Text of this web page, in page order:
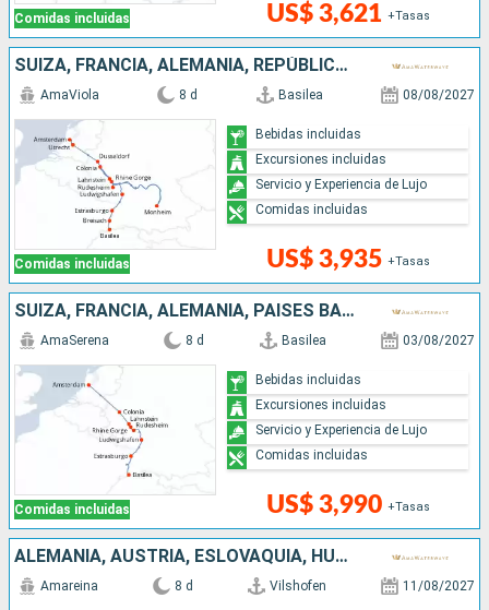
Comidas incluidas US$ 3,621 +Tasas
SUIZA, FRANCIA, ALEMANIA, REPÚBLICA DOMINICANA, PAISES BAJOS
Comidas incluidas
AmaViola 8 d Basilea 08/08/2027
US$ 3,935 +Tasas
Bebidas incluidas
Excursiones incluidas
Servicio y Experiencia de Lujo
Comidas incluidas
SUIZA, FRANCIA, ALEMANIA, PAISES BAJOS
Comidas incluidas
AmaSerena 8 d Basilea 03/08/2027
US$ 3,990 +Tasas
Bebidas incluidas
Excursiones incluidas
Servicio y Experiencia de Lujo
Comidas incluidas
ALEMANIA, AUSTRIA, ESLOVAQUIA, HUNGRÍA
Amareina 8 d Vilshofen 11/08/2027